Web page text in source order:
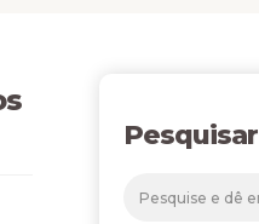
Pesquisar